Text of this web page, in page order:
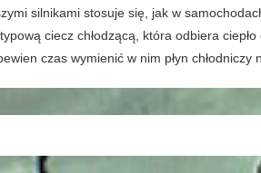
silnikami stosuje się, jak w
ciecz chłodzącą, która odbiera
czas wymienić w nim płyn chłodniczy